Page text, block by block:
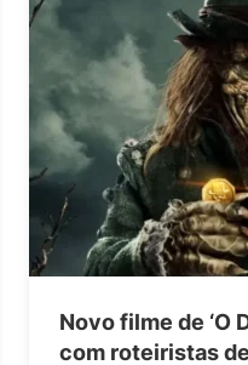
Novo filme de ‘O
com roteiristas